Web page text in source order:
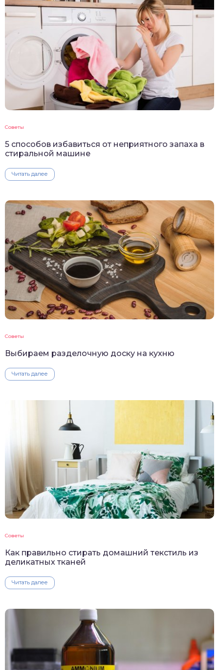
Советы
5 способов избавиться от неприятного запаха в
стиральной машине
Читать далее
Советы
Выбираем разделочную доску на кухню
Читать далее
Советы
Как правильно стирать домашний текстиль из
деликатных тканей
Читать далее